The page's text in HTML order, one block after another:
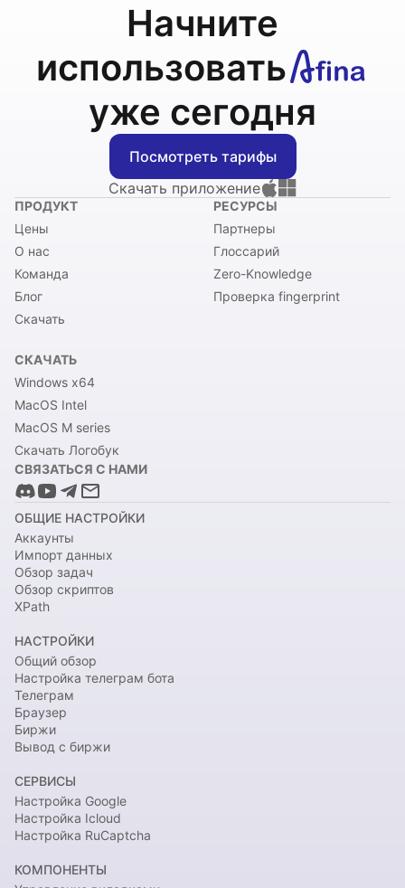
Начните
использовать
уже сегодня
Посмотреть тарифы
Скачать приложение
ПРОДУКТ
Цены
О нас
Команда
Блог
Скачать
РЕСУРСЫ
Партнеры
Глоссарий
Zero-Knowledge
Проверка fingerprint
СКАЧАТЬ
Windows x64
MacOS Intel
MacOS M series
Скачать Логобук
СВЯЗАТЬСЯ С НАМИ
ОБЩИЕ НАСТРОЙКИ
Аккаунты
Импорт данных
Обзор задач
Обзор скриптов
XPath
НАСТРОЙКИ
Общий обзор
Настройка телеграм бота
Телеграм
Браузер
Биржи
Вывод с биржи
СЕРВИСЫ
Настройка Google
Настройка Icloud
Настройка RuCaptcha
КОМПОНЕНТЫ